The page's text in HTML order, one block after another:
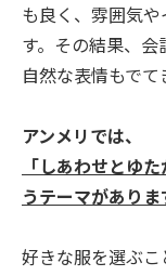
も良く、雰囲気
す。その結果、
自然な表情もで
アンメリでは、
「しあわせとゆ
うテーマがありま
好きな服を選ぶ